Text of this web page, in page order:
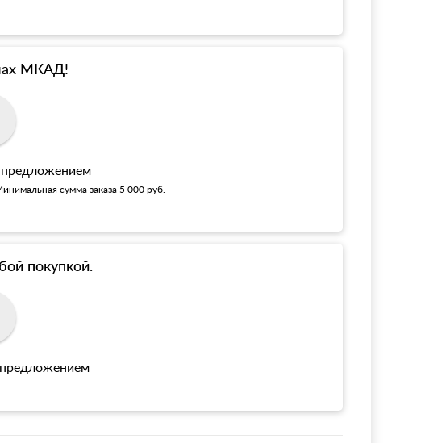
МКАД!
предложением
сумма заказа 5 000 руб.
покупкой.
предложением